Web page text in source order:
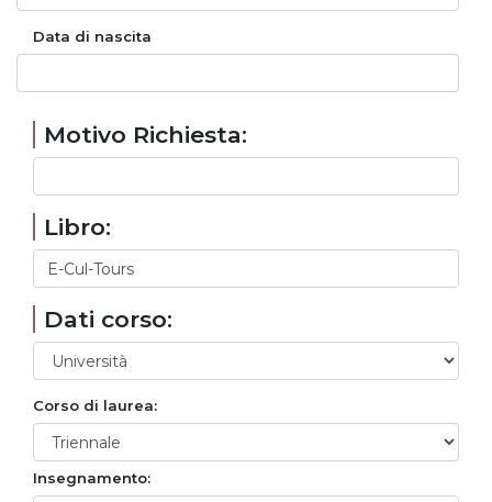
Data di nascita
Motivo Richiesta:
Libro:
Dati corso:
Corso di laurea:
Insegnamento: